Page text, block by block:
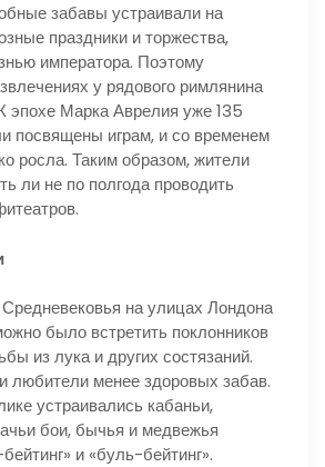
забавы устраивали на
праздники и торжества,
императора. Поэтому
у рядового римлянина
эпохе Марка Аврелия уже 135
посвящены играм, и со временем
росла. Таким образом, жители
ли не по полгода проводить
на улицах Лондона
было встретить поклонников
из лука и других состязаний.
любители менее здоровых забав.
устраивались кабаньи,
бои, бычья и медвежья
и «буль-бейтинг».